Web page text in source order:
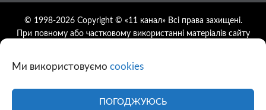
Ми використовуємо cookies
ПОГОДЖУЮСЬ
© 1998-2026 Copyright © «11 канал» Всі права захищені.
При повному або частковому використанні матеріалів сайту
дозволяється за умови посилання на джерело та прямого